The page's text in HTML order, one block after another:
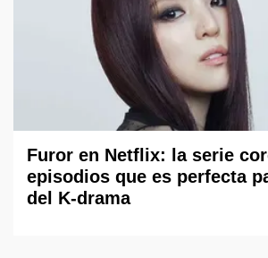
Furor en Netflix: la serie
episodios que es perfecta
del K-drama